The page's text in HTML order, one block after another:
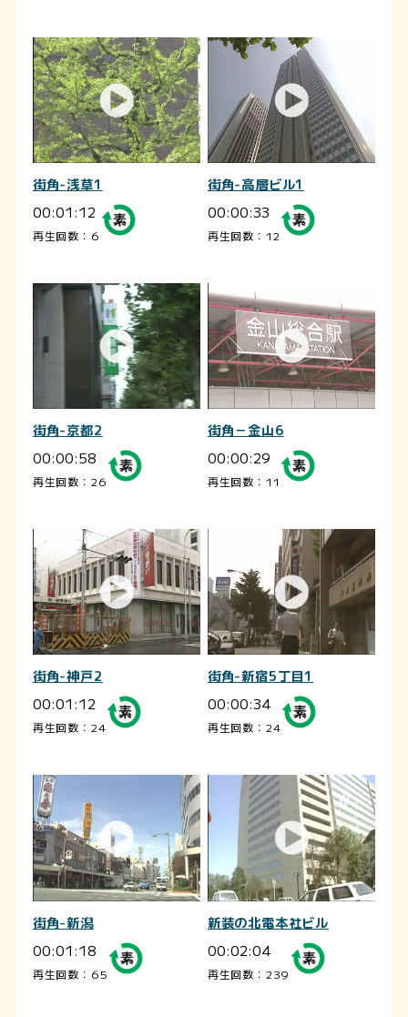
街角-浅草1
00:01:12
再生回数：6
街角-高層ビル1
00:00:33
再生回数：12
街角-京都2
00:00:58
再生回数：26
街角－金山6
00:00:29
再生回数：11
街角-神戸2
00:01:12
再生回数：24
街角-新宿5丁目1
00:00:34
再生回数：24
街角-新潟
00:01:18
再生回数：65
新装の北電本社ビル
00:02:04
再生回数：239